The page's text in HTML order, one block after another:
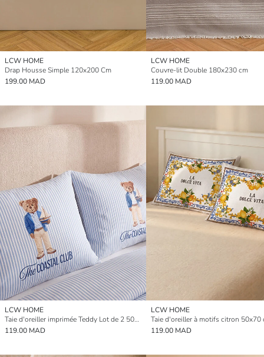
LCW HOME
Drap Housse Simple 120x200 Cm
199.00 MAD
LCW HOME
Couvre-lit Double 180x230 cm
119.00 MAD
LCW HOME
Taie d'oreiller imprimée Teddy Lot de 2 50x70 cm
119.00 MAD
LCW HOME
119.00 MAD